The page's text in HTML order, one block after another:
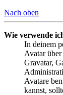
Nach oben
Wie verwende
In deinem
Avatar
Gravatar,
Avatare
kannst,